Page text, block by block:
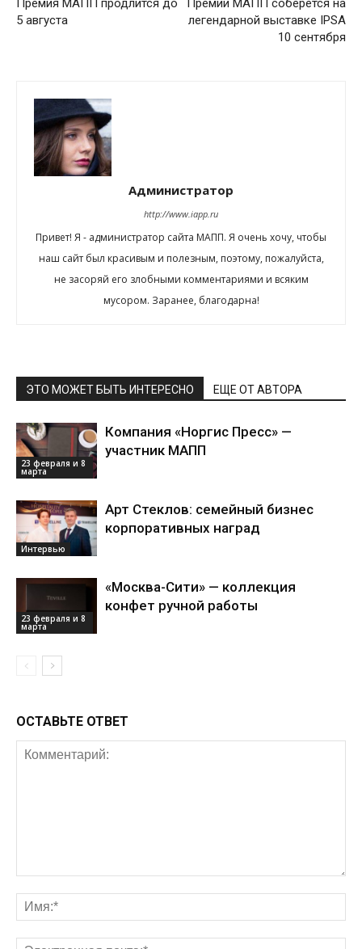
Премия МАПП продлится до
5 августа
Премии МАПП соберётся на
легендарной выставке IPSA
10 сентября
Администратор
http://www.iapp.ru
Привет! Я - администратор сайта МАПП. Я очень хочу, чтобы
наш сайт был красивым и полезным, поэтому, пожалуйста,
не засоряй его злобными комментариями и всяким
мусором. Заранее, благодарна!
ЭТО МОЖЕТ БЫТЬ ИНТЕРЕСНО ЕЩЕ ОТ АВТОРА
23 февраля и 8
марта
Компания «Норгис Пресс» —
участник МАПП
Интервью
Арт Стеклов: семейный бизнес
корпоративных наград
23 февраля и 8
марта
«Москва-Сити» — коллекция
конфет ручной работы
ОСТАВЬТЕ ОТВЕТ